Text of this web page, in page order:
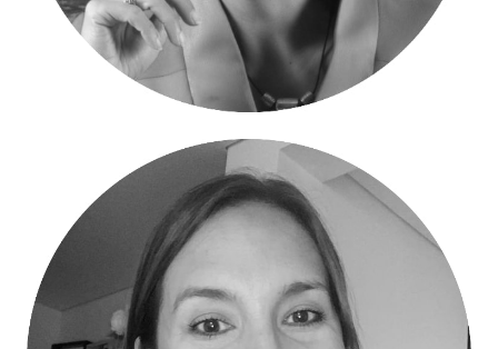
Elsa Patricia Manrique – Secretaria